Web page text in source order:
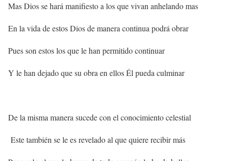
Mas Dios se hará manifiesto a los que vivan anhelando mas
En la vida de estos Dios de manera continua podrá obrar
Pues son estos los que le han permitido continuar
Y le han dejado que su obra en ellos Él pueda culminar
De la misma manera sucede con el conocimiento celestial
Este también se le es revelado al que quiere recibir más